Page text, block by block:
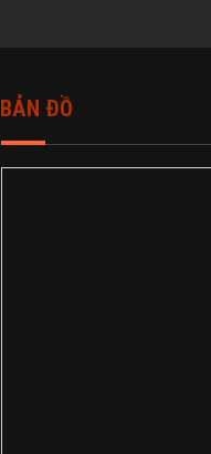
BẢN ĐỒ